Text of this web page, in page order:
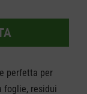
perfetta per
foglie, residui